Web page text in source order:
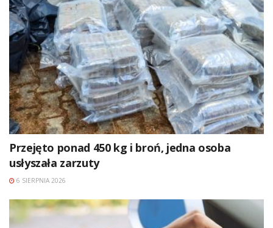
Przejęto ponad 450 kg i broń, jedna osoba
usłyszała zarzuty
6 SIERPNIA 2026